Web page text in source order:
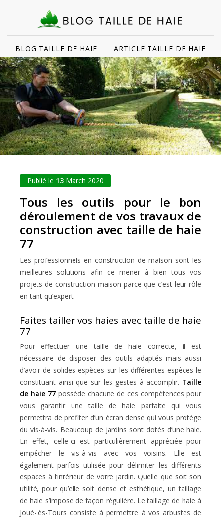
BLOG TAILLE DE HAIE ARTICLE TAILLE DE HAIE
Publié le 13 March 2020
Tous les outils pour le bon
déroulement de vos travaux de
construction avec taille de haie
77
Les professionnels en construction de maison sont les
meilleures solutions afin de mener à bien tous vos
projets de construction maison parce que c’est leur rôle
en tant qu’expert.
Faites tailler vos haies avec taille de haie
77
Pour effectuer une taille de haie correcte, il est
nécessaire de disposer des outils adaptés mais aussi
d’avoir de solides espèces sur les différentes espèces le
constituant ainsi que sur les gestes à accomplir. Taille
de haie 77 possède chacune de ces compétences pour
vous garantir une taille de haie parfaite qui vous
permettra de profiter d’un écran dense qui vous protège
du vis-à-vis. Beaucoup de jardins sont dotés d’une haie.
En effet, celle-ci est particulièrement appréciée pour
empêcher le vis-à-vis avec vos voisins. Elle est
également parfois utilisée pour délimiter les différents
espaces à l’intérieur de votre jardin. Quelle que soit son
utilité, pour qu’elle soit dense et esthétique, un taillage
de haie s’impose de façon régulière. Le taillage de haie à
Joué-lès-Tours consiste à permettre à vos arbustes de